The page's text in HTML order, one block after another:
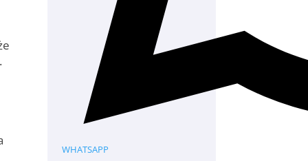
WHATSAPP